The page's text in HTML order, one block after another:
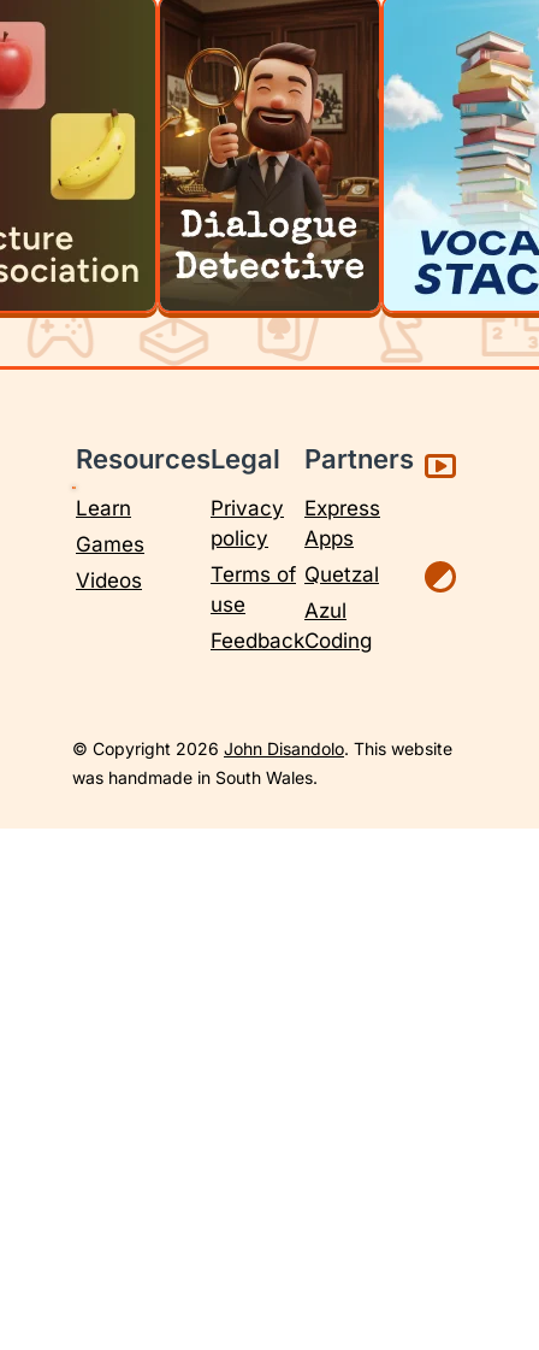
Resources
Learn
Games
Videos
Legal
Privacy
policy
Terms of
use
Feedback
Partners
Express
Apps
Quetzal
Azul
Coding
© Copyright 2026 John Disandolo. This website
was handmade in South Wales.